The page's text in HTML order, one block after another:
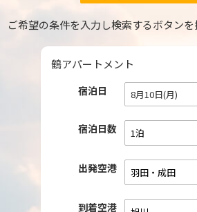
ご希望の条件を入力し検索するボタン
鶴アパートメント
宿泊日 8月10日(月)
宿泊日数
出発空港
到着空港